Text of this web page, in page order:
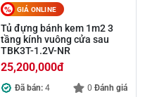
GIÁ ONLINE
Tủ đựng bánh kem 1m2 3
tầng kính vuông cửa sau
TBK3T-1.2V-NR
25,200,000đ
Đã bán: 4 0 Đánh giá